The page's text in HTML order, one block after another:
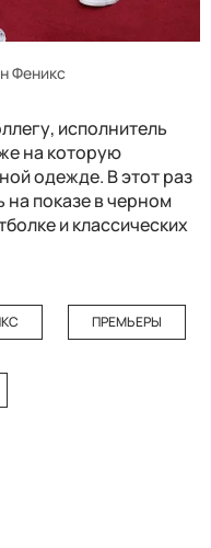
Феникс
исполнитель
на которую
одежде. В этот раз
на показе в черном
и классических
ПРЕМЬЕРЫ